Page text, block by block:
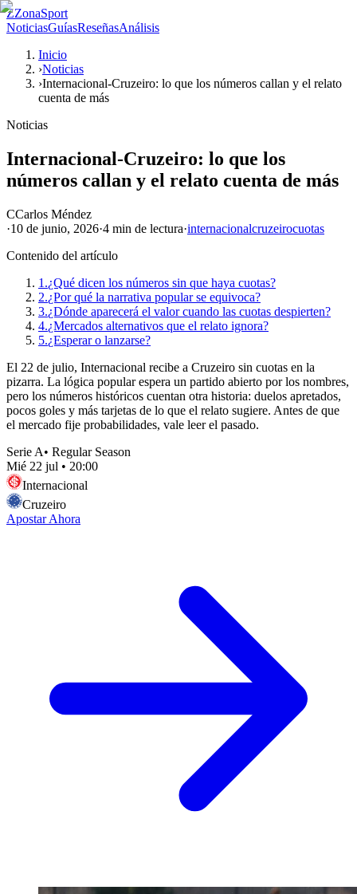
ZZonaSport
NoticiasGuíasReseñasAnálisis
Inicio
›Noticias
›Internacional-Cruzeiro: lo que los números callan y el relato
cuenta de más
Noticias
Internacional-Cruzeiro: lo que los
números callan y el relato cuenta de más
CCarlos Méndez
·10 de junio, 2026·4 min de lectura·internacionalcruzeirocuotas
Contenido del artículo
1.¿Qué dicen los números sin que haya cuotas?
2.¿Por qué la narrativa popular se equivoca?
3.¿Dónde aparecerá el valor cuando las cuotas despierten?
4.¿Mercados alternativos que el relato ignora?
5.¿Esperar o lanzarse?
El 22 de julio, Internacional recibe a Cruzeiro sin cuotas en la
pizarra. La lógica popular espera un partido abierto por los nombres,
pero los números históricos cuentan otra historia: duelos apretados,
pocos goles y más tarjetas de lo que el relato sugiere. Antes de que
el mercado fije probabilidades, vale leer el pasado.
Serie A• Regular Season
Mié 22 jul • 20:00
Internacional
Cruzeiro
Apostar Ahora